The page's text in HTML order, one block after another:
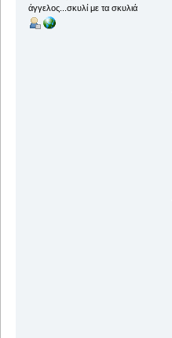
άγγελος...σκυλί με τα σκυλιά